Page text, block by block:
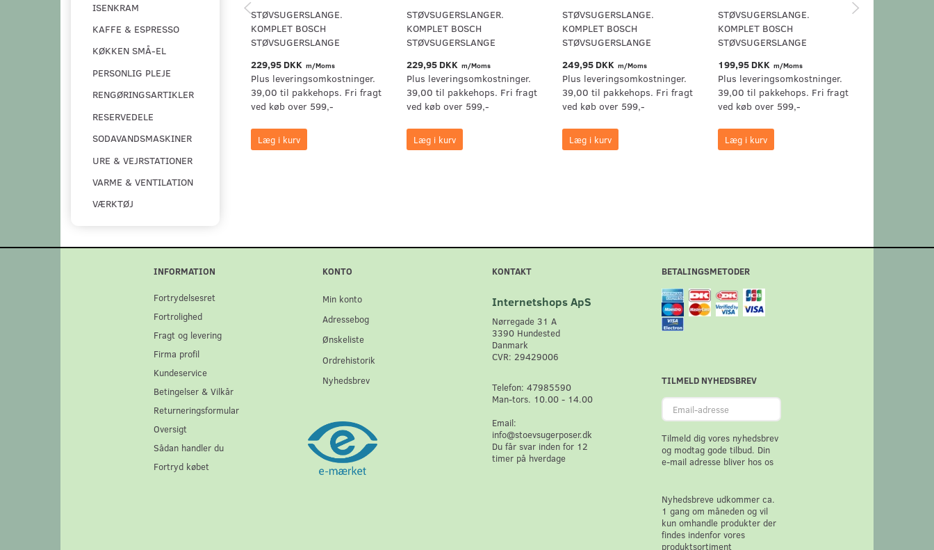
ISENKRAM
KAFFE & ESPRESSO
KØKKEN SMÅ-EL
PERSONLIG PLEJE
RENGØRINGSARTIKLER
RESERVEDELE
SODAVANDSMASKINER
URE & VEJRSTATIONER
VARME & VENTILATION
VÆRKTØJ
STØVSUGERSLANGE.
KOMPLET BOSCH
STØVSUGERSLANGE
229,95 DKK m/Moms
Plus leveringsomkostninger.
39,00 til pakkehops. Fri fragt
ved køb over 599,-
Læg i kurv
STØVSUGERSLANGER.
KOMPLET BOSCH
STØVSUGERSLANGE
229,95 DKK m/Moms
Plus leveringsomkostninger.
39,00 til pakkehops. Fri fragt
ved køb over 599,-
Læg i kurv
STØVSUGERSLANGE.
KOMPLET BOSCH
STØVSUGERSLANGE
249,95 DKK m/Moms
Plus leveringsomkostninger.
39,00 til pakkehops. Fri fragt
ved køb over 599,-
Læg i kurv
STØVSUGERSLANGE.
KOMPLET BOSCH
STØVSUGERSLANGE
199,95 DKK m/Moms
Plus leveringsomkostninger.
39,00 til pakkehops. Fri fragt
ved køb over 599,-
Læg i kurv
INFORMATION
Fortrydelsesret
Fortrolighed
Fragt og levering
Firma profil
Kundeservice
Betingelser & Vilkår
Returneringsformular
Oversigt
Sådan handler du
Fortryd købet
KONTO
Min konto
Adressebog
Ønskeliste
Ordrehistorik
Nyhedsbrev
KONTAKT
Internetshops ApS
Nørregade 31 A
3390 Hundested
Danmark
CVR: 29429006
Telefon: 47985590
Man-tors. 10.00 - 14.00
Email:
info@stoevsugerposer.dk
Du får svar inden for 12
timer på hverdage
BETALINGSMETODER
TILMELD NYHEDSBREV
Email-
adresse
Tilmeld dig vores nyhedsbrev
og modtag gode tilbud. Din
e-mail adresse bliver hos os
Nyhedsbreve udkommer ca.
1 gang om måneden og vil
kun omhandle produkter der
findes indenfor vores
produktsortiment